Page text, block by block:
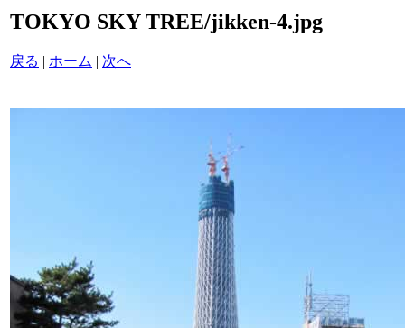
TOKYO SKY TREE/jikken-4.jpg
戻る | ホーム | 次へ